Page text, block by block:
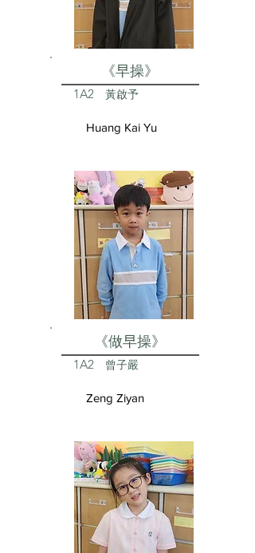
《早操》
1A2 黃啟予
Huang Kai Yu
《做早操》
1A2 曾子嚴
Zeng Ziyan